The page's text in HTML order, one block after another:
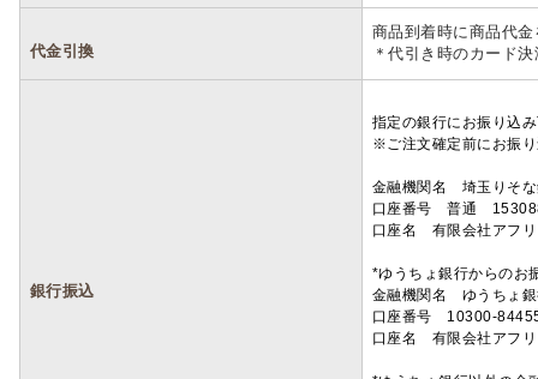
代金引換
商品到着時に商品代
＊代引き時のカード
銀行振込
指定の銀行にお振り込
※ご注文確定前にお振
金融機関名 埼玉りそ
口座番号 普通
口座名 有限会社アフ
*ゆうちょ銀行からのお
金融機関名 ゆうちょ
口座番号 10300-
口座名 有限会社アフ